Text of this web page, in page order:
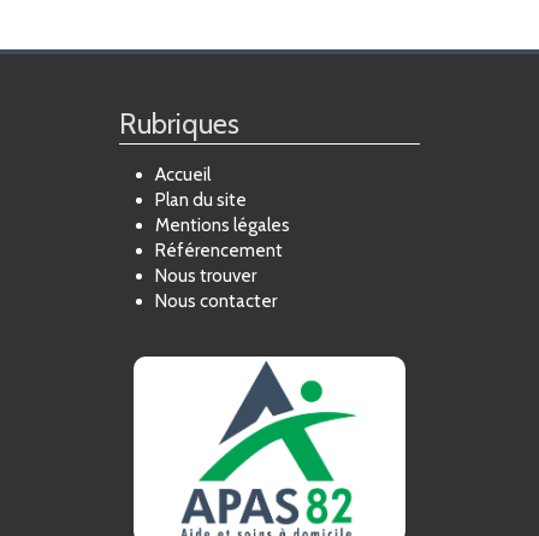
Rubriques
Accueil
Plan du site
Mentions légales
Référencement
Nous trouver
Nous contacter